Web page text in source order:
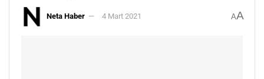
Neta Haber 4 Mart 2021 AA